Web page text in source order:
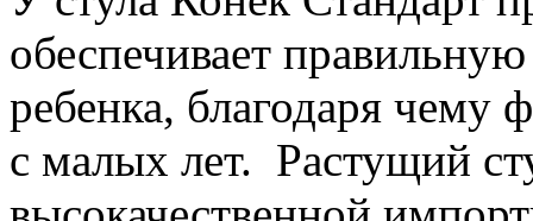
обеспечивает
ребенка, благодаря чему
с малых лет. Растущий